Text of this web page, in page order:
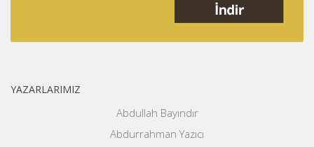
YAZARLARIMIZ
Abdullah Bayındır
Abdurrahman Yazıcı